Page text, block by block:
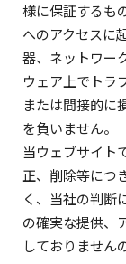
様に保証するも
へのアクセスに
器、ネットワー
ウェア上でトラ
または間接的に
を負いません。
当ウェブサイト
正、削除等につ
く、当社の判断
の確実な提供、
しておりません